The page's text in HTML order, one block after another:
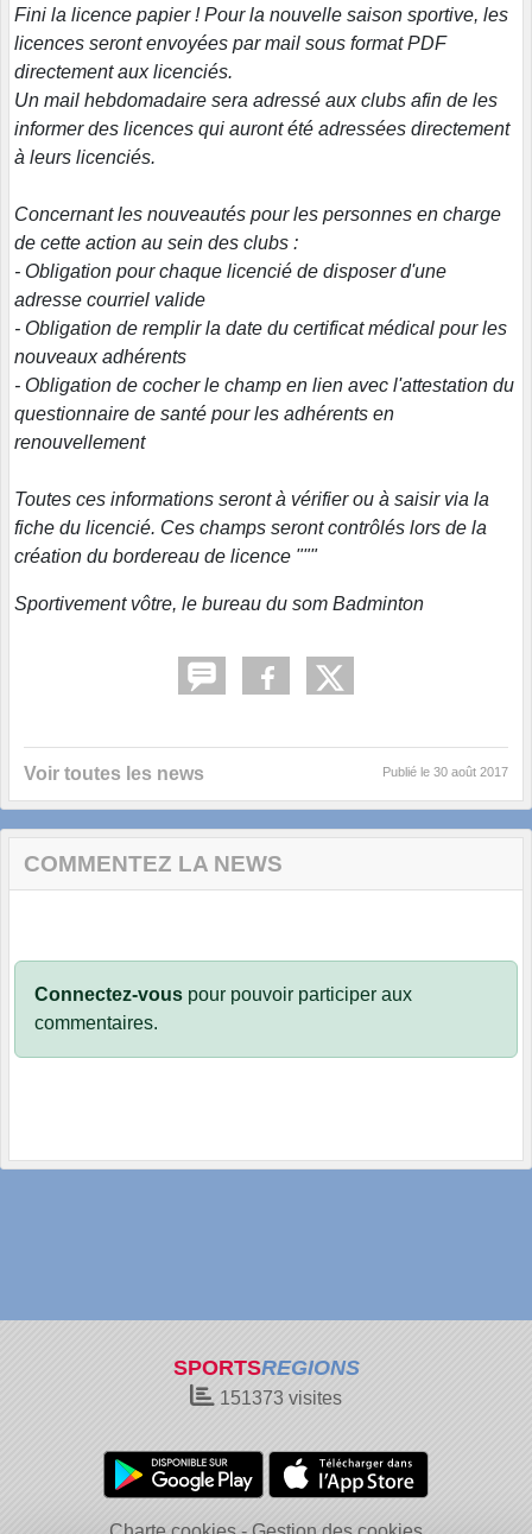
Fini la licence papier ! Pour la nouvelle saison sportive, les
licences seront envoyées par mail sous format PDF
directement aux licenciés.
Un mail hebdomadaire sera adressé aux clubs afin de les
informer des licences qui auront été adressées directement
à leurs licenciés.
Concernant les nouveautés pour les personnes en charge
de cette action au sein des clubs :
- Obligation pour chaque licencié de disposer d'une
adresse courriel valide
- Obligation de remplir la date du certificat médical pour les
nouveaux adhérents
- Obligation de cocher le champ en lien avec l'attestation du
questionnaire de santé pour les adhérents en
renouvellement
Toutes ces informations seront à vérifier ou à saisir via la
fiche du licencié. Ces champs seront contrôlés lors de la
création du bordereau de licence """
Sportivement vôtre, le bureau du som Badminton
Voir toutes les news Publié le 30 août 2017
COMMENTEZ LA NEWS
Connectez-vous pour pouvoir participer aux
commentaires.
SPORTSREGIONS
151373 visites